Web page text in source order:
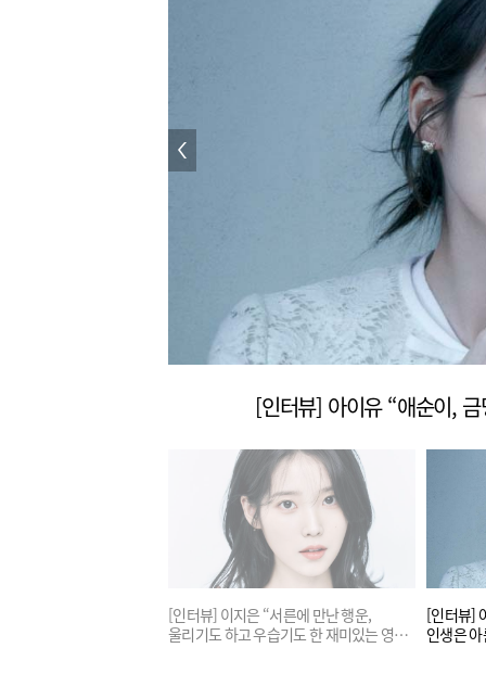
[인터뷰] 이지은 “서른에 만난 행운,
울리기도 하고 우습기도 한 재미있는 영화”
[인터뷰]
인생은